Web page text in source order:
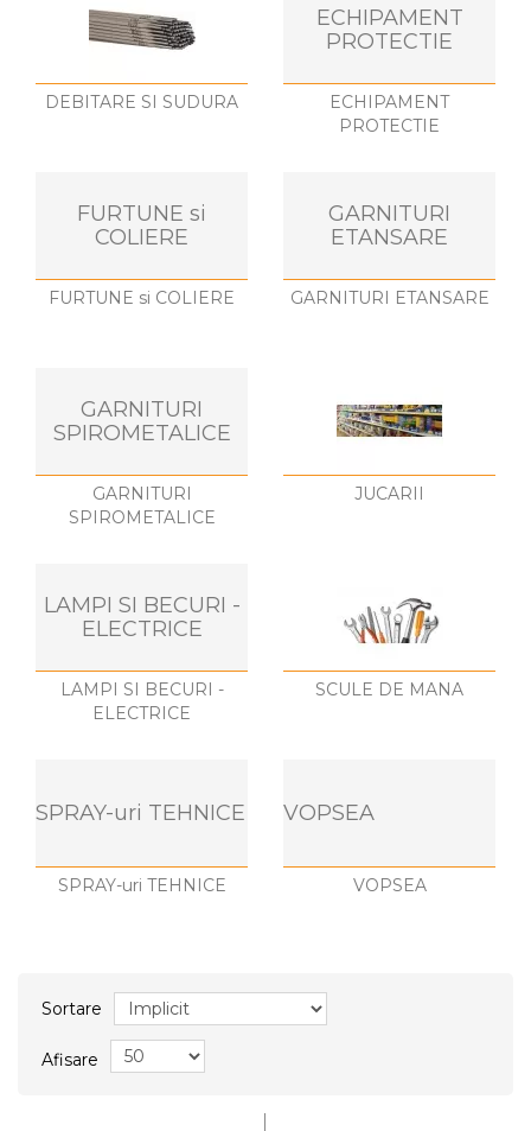
DEBITARE SI SUDURA
ECHIPAMENT
PROTECTIE
ECHIPAMENT
PROTECTIE
FURTUNE si
COLIERE
FURTUNE si COLIERE
GARNITURI
ETANSARE
GARNITURI ETANSARE
GARNITURI
SPIROMETALICE
GARNITURI
SPIROMETALICE
JUCARII
LAMPI SI BECURI -
ELECTRICE
LAMPI SI BECURI -
ELECTRICE
SCULE DE MANA
SPRAY-uri TEHNICE
SPRAY-uri TEHNICE
VOPSEA
VOPSEA
Sortare
Afisare